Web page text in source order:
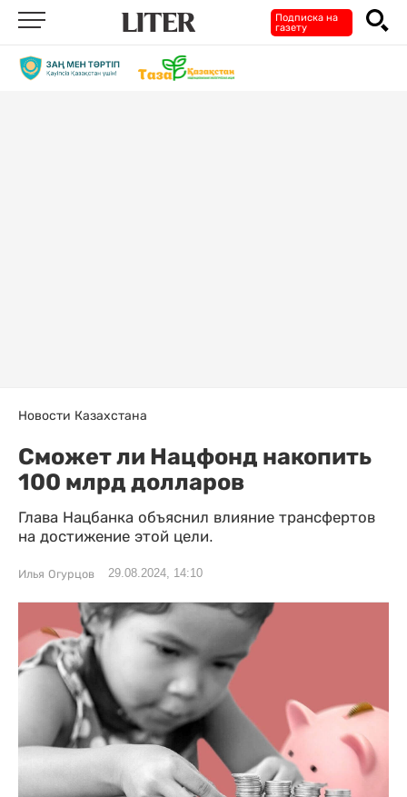
Подписка на
газету
Новости Казахстана
Сможет ли Нацфонд накопить
100 млрд долларов
Глава Нацбанка объяснил влияние трансфертов
на достижение этой цели.
Илья Огурцов 29.08.2024, 14:10